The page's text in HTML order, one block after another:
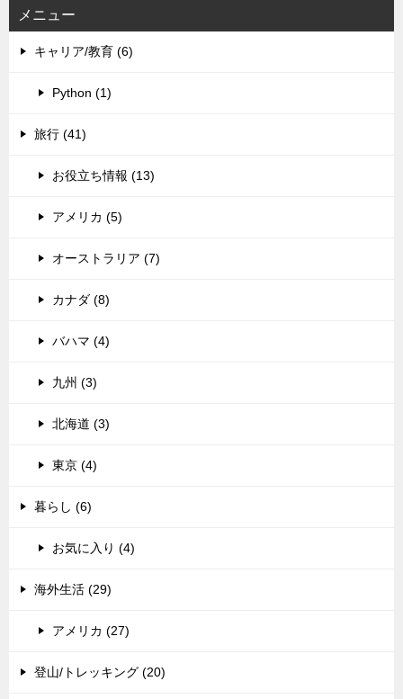
メニュー
キャリア/教育 (6)
Python (1)
旅行 (41)
お役立ち情報 (13)
アメリカ (5)
オーストラリア (7)
カナダ (8)
バハマ (4)
九州 (3)
北海道 (3)
東京 (4)
暮らし (6)
お気に入り (4)
海外生活 (29)
アメリカ (27)
登山/トレッキング (20)